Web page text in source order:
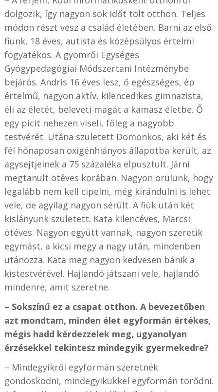
dolgozik, így nagyon sok időt tölt otthon. Teljes
módon részt vesz a család életében. Barni az első
fiunk, 18 éves, autista és középsúlyos értelmi
fogyatékos. A gyömrői Egységes
Gyógypedagógiai Módszertani Intézménybe
bejárós. Andris 16 éves lesz, ő egészséges, ép
értelmű, nagyon aktív, kilencedikes gimnazista,
éli az életét, beleveti magát a kamasz életbe. Ő
egy picit nehezen viseli, főleg a nagyobb
testvérét. Utána született Domonkos, aki két és
fél hónaposan oxigénhiányos állapotba került, az
agysejtjeinek a 75 százaléka elpusztult. Járni
megtanult ötéves korában. Nagyon örülünk, hogy
legalább nem kell cipelni, még kirándulni is lehet
vele, de agyilag nagyon sérült. A fiúk után két
kislányunk született. Kata kilencéves, Marcsi
ötéves. Nagyon együtt vannak, nagyon szeretik
egymást, a kicsi megy a nagy után, mindenben
utánozza. Kata meg nagyon kedvesen bánik a
kistestvérével. Hajlandó játszani vele, hajlandó
mindenre, amit szeretne.
– Sokszínű ez a csapat otthon. A bevezetőben
azt mondtam, minden élet egyformán értékes,
mégis hadd kérdezzelek meg, ugyanolyan
érzésekkel tekintesz mindegyik gyermekedre?
– Mindegyikről egyformán szeretnék
gondoskodni, mindegyikükkel egyformán törődni.